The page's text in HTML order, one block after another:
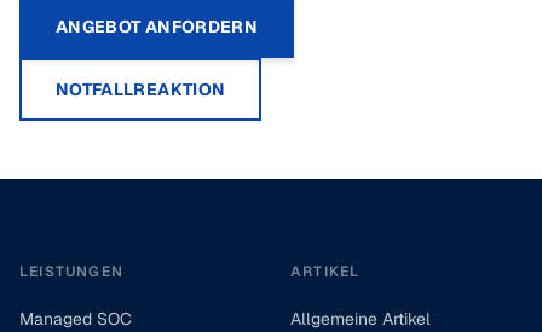
ANGEBOT ANFORDERN
NOTFALLREAKTION
LEISTUNGEN
Managed SOC
ARTIKEL
Allgemeine Artikel